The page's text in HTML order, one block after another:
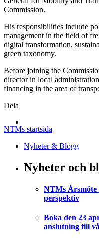
Commission.
His responsibilities include
management in the field of
digital transformation,
green taxonomy.
Before joining the
director in local
financing in the area of
Dela
NTMs startsida
Nyheter & Blogg
Nyheter och
NTMs
perspektiv
Boka den 23
anslutning till